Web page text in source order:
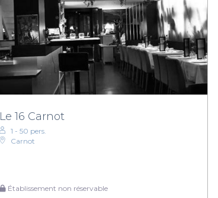
Le 16 Carnot
1 - 50 pers.
Carnot
Établissement non réservable